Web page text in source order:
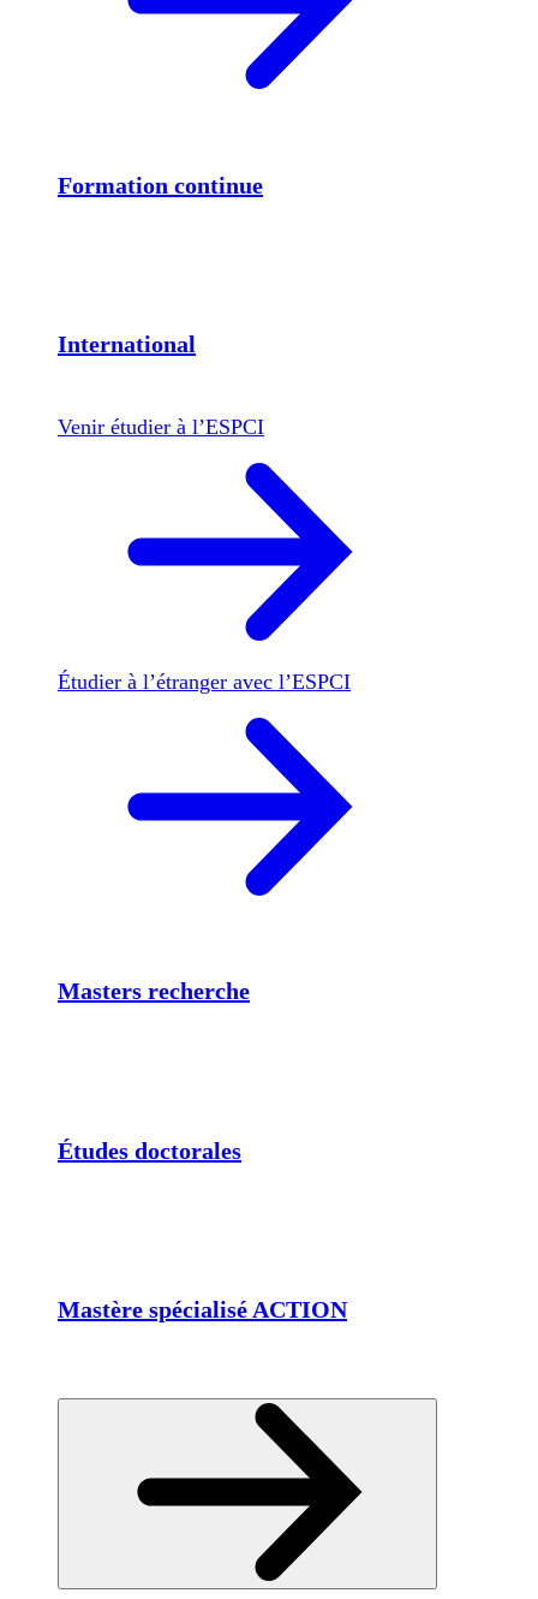
Formation continue
International
Venir étudier à l’ESPCI
Étudier à l’étranger avec l’ESPCI
Masters recherche
Études doctorales
Mastère spécialisé ACTION